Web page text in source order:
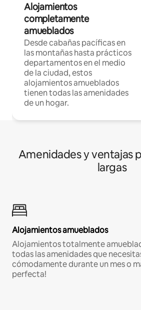
Alojamientos
completamente
amueblados
Desde cabañas pacíficas en
las montañas hasta prácticos
departamentos en el medio
de la ciudad, estos
alojamientos amueblados
tienen todas las amenidades
de un hogar.
Amenidades y ventajas
largas
Alojamientos amueblados
Alojamientos totalmente
todas las amenidades que
cómodamente durante un mes o
perfecta!